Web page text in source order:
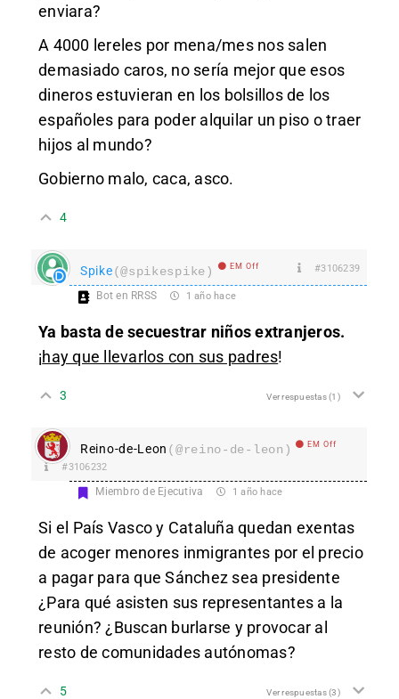
enviara?
A 4000 lereles por mena/mes nos salen
demasiado caros, no sería mejor que esos
dineros estuvieran en los bolsillos de los
españoles para poder alquilar un piso o traer
hijos al mundo?
Gobierno malo, caca, asco.
4
Spike(@spikespike) EM Off #3106239
Bot en RRSS 1 año hace
Ya basta de secuestrar niños extranjeros.
¡hay que llevarlos con sus padres!
3 Ver respuestas(1)
Reino-de-Leon (@reino-de-leon) EM Off
#3106232
Miembro de Ejecutiva 1 año hace
Si el País Vasco y Cataluña quedan exentas
de acoger menores inmigrantes por el precio
a pagar para que Sánchez sea presidente
¿Para qué asisten sus representantes a la
reunión? ¿Buscan burlarse y provocar al
resto de comunidades autónomas?
5 Ver respuestas(3)